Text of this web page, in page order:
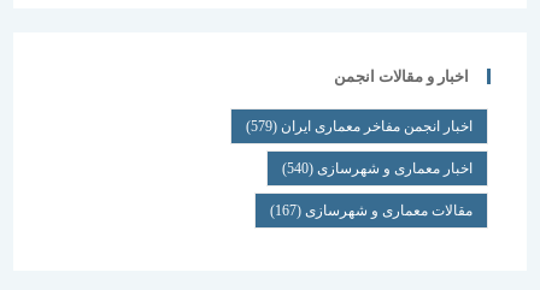
اخبار و مقالات انجمن
اخبار انجمن مفاخر معماری ایران (579)
اخبار معماری و شهرسازی(540)
مقالات معماری و شهرسازی(167)